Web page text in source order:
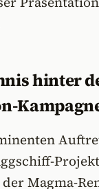
hinter
Magma-